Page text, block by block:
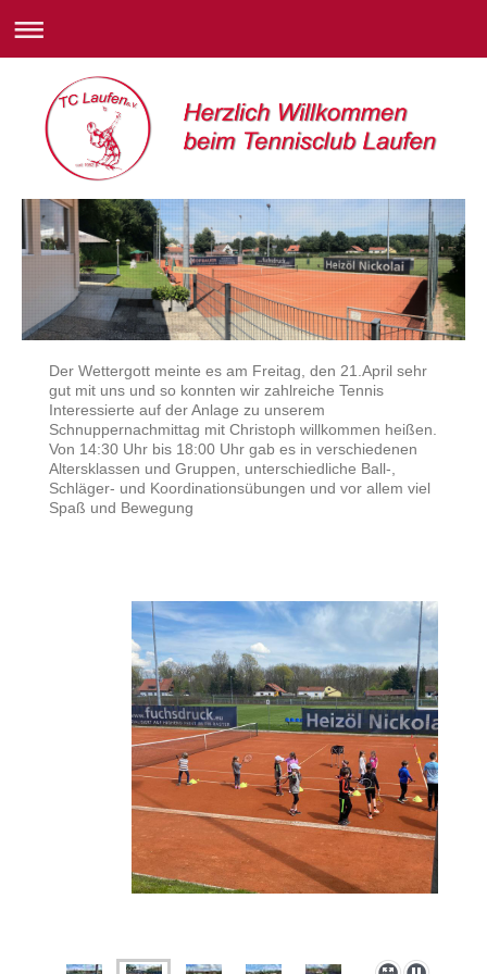
Der Wettergott meinte es am Freitag, den 21.April sehr
gut mit uns und so konnten wir zahlreiche Tennis
Interessierte auf der Anlage zu unserem
Schnuppernachmittag mit Christoph willkommen heißen.
Von 14:30 Uhr bis 18:00 Uhr gab es in verschiedenen
Altersklassen und Gruppen, unterschiedliche Ball-,
Schläger- und Koordinationsübungen und vor allem viel
Spaß und Bewegung